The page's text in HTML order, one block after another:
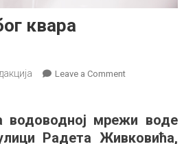
квара
Leave a Commenton
због
квара
водоводној мрежи воде
Радета Живковића,